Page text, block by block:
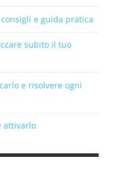
consigli e guida pratica
subito il tuo
e risolvere ogni
attivarlo